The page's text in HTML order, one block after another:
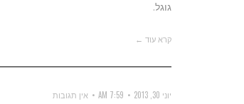
גוגל.
קרא עוד ←
יוני 30, 2013 7:59 AM אין תגובות